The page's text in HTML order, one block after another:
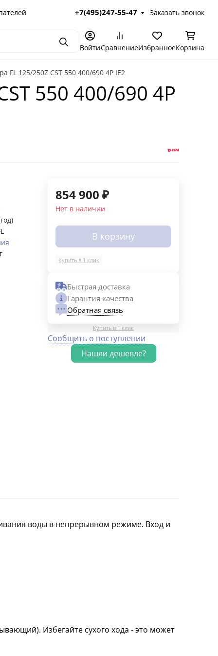
+7(495)247-55-47 Заказать звонок
ПоискВойтиСравнениеИзбранноеКорзина
FL 125/250Z CST 550 400/690 4P IE2
550 400/690 4P
854 900 ₽
Нет в наличии
В корзину
Купить в 1 клик
Быстрая доставка
Гарантия качества
Обратная связь
Купить в 1 клик
Сообщить о поступлении
воды в непрерывном режиме. Вход и
Избегайте сухого хода - это может